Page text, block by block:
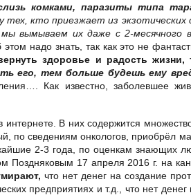
комками, паразиты типа
кто приезжает из
вымываем их даже с 2-месячного
этом надо знать, так как это не
здоровье и радость жизни,
его, тем больше будешь ему
Как известно, заболевшее
В них содержится
по сведениям онкологов, приобрёл
2-3 года, по оценкам знающих
Поздняковым 17 апреля 2016 г. на
что нет денег на создание
предприятиях и т.д., что нет денег